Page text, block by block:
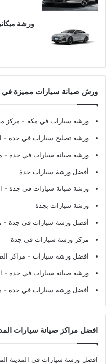
ورشة
ورش صيانة سيارات مميزة في
ورشة سيارات في مكة - مركز
ورشة تصليح سيارات في جدة -
ورشة صيانة سيارات في جدة -
أفضل ورشة سيارات جدة
ورشة صيانة سيارات في جدة -
ورشة سيارات بجدة
أفضل ورشة سيارات في جدة -
مركز ورشة سيارات في جدة
افضل ورشة سيارات - مراكز
ورشة صيانة سيارات في جدة -
أفضل ورشة سيارات في جدة -
افضل مراكز صيانة سيارات
افضل ورشة سيارات في المدينة